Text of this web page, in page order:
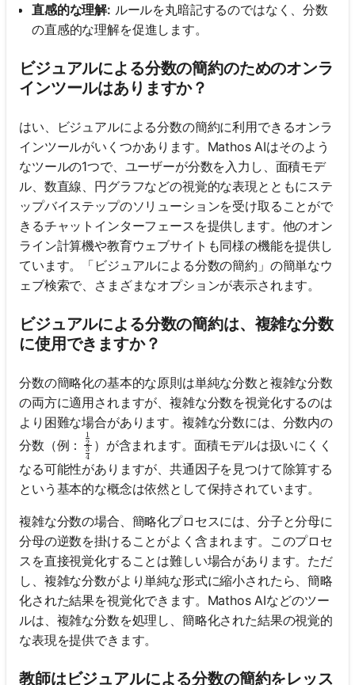
ま
だ
質
が
直感的な理解: ルールを丸暗記するのではなく、分数
の直感的な理解を促進します。
ビジュアルによる分数の簡約のためのオンラ
インツールはありますか？
はい、ビジュアルによる分数の簡約に利用できるオンラ
インツールがいくつかあります。Mathos AIはそのよう
なツールの1つで、ユーザーが分数を入力し、面積モデ
ル、数直線、円グラフなどの視覚的な表現とともにステ
ップバイステップのソリューションを受け取ることがで
きるチャットインターフェースを提供します。他のオン
ライン計算機や教育ウェブサイトも同様の機能を提供し
ています。「ビジュアルによる分数の簡約」の簡単なウ
ェブ検索で、さまざまなオプションが表示されます。
ビジュアルによる分数の簡約は、複雑な分数
に使用できますか？
分数の簡略化の基本的な原則は単純な分数と複雑な分数
の両方に適用されますが、複雑な分数を視覚化するのは
より困難な場合があります。複雑な分数には、分数内の
分数（例： \frac{\frac{1}{2}}{\frac{3}{4}}
4
3
2
1
）が含まれます。面積モデルは扱いにくく
なる可能性がありますが、共通因子を見つけて除算する
という基本的な概念は依然として保持されています。
複雑な分数の場合、簡略化プロセスには、分子と分母に
分母の逆数を掛けることがよく含まれます。このプロセ
スを直接視覚化することは難しい場合があります。ただ
し、複雑な分数がより単純な形式に縮小されたら、簡略
化された結果を視覚化できます。Mathos AIなどのツー
ルは、複雑な分数を処理し、簡略化された結果の視覚的
な表現を提供できます。
教師はビジュアルによる分数の簡約をレッス